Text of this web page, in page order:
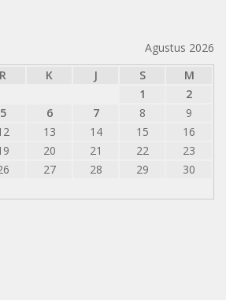
Agustus 2026
R K J S
M
1
2
5 6 7 8
9
13 14 15
16
20 21 22
23
27 28 29
30